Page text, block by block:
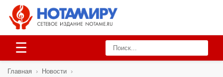
☰
Главная › Новости ›